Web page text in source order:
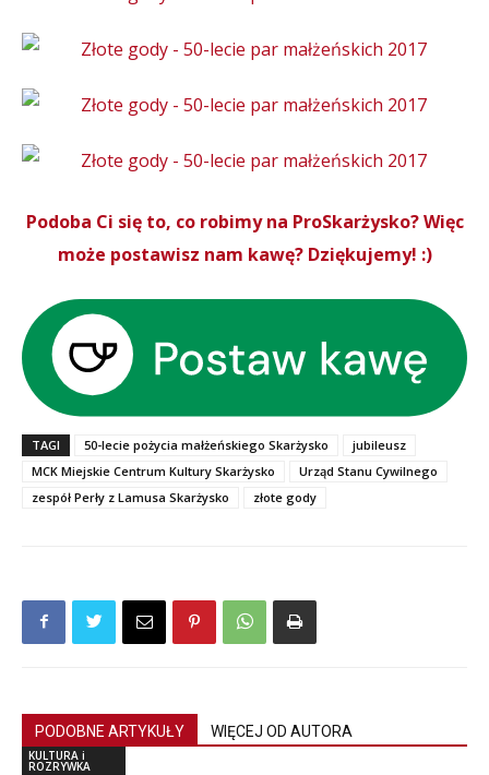
Podoba Ci się to, co robimy na ProSkarżysko? Więc
może postawisz nam kawę? Dziękujemy! :)
TAGI 50-lecie pożycia małżeńskiego Skarżysko
jubileusz
MCK Miejskie Centrum Kultury Skarżysko
Urząd Stanu Cywilnego
zespół Perły z Lamusa Skarżysko
złote gody
PODOBNE ARTYKUŁY WIĘCEJ OD AUTORA
KULTURA i
ROZRYWKA